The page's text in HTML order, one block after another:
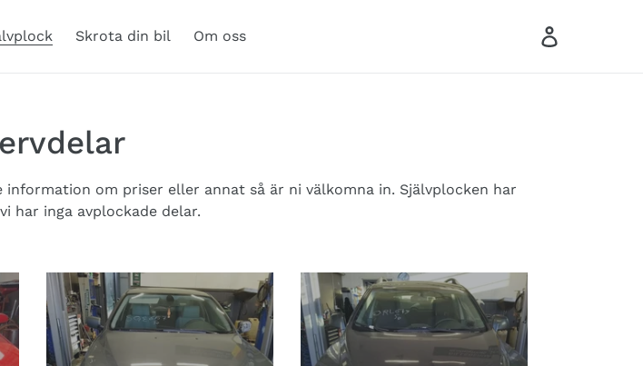
Skrota din bil Om oss
Search
om priser eller annat så är ni välkomna in. Självplocken har
har inga avplockade delar.